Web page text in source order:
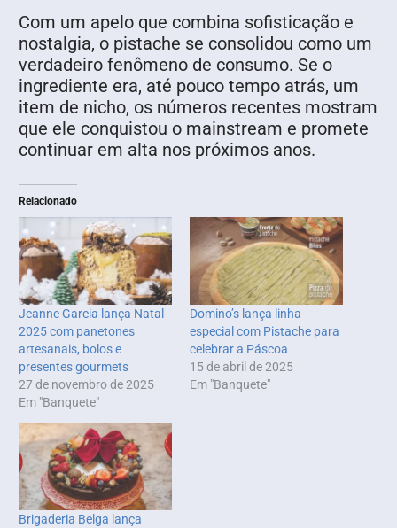
Com um apelo que combina sofisticação e
nostalgia, o pistache se consolidou como um
verdadeiro fenômeno de consumo. Se o
ingrediente era, até pouco tempo atrás, um
item de nicho, os números recentes mostram
que ele conquistou o mainstream e promete
continuar em alta nos próximos anos.
Relacionado
Jeanne Garcia lança Natal
2025 com panetones
artesanais, bolos e
presentes gourmets
27 de novembro de 2025
Em "Banquete"
Domino’s lança linha
especial com Pistache para
celebrar a Páscoa
15 de abril de 2025
Em "Banquete"
Brigaderia Belga lança